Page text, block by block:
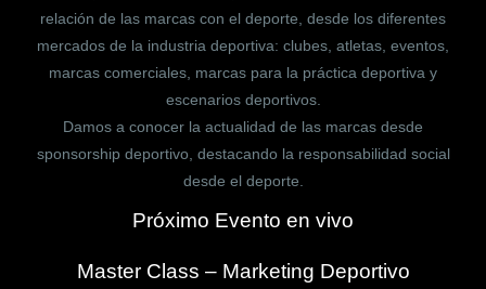
relación de las marcas con el deporte, desde los diferentes
mercados de la industria deportiva: clubes, atletas, eventos,
marcas comerciales, marcas para la práctica deportiva y
escenarios deportivos.
Damos a conocer la actualidad de las marcas desde
sponsorship deportivo, destacando la responsabilidad social
desde el deporte.
Próximo Evento en vivo
Master Class – Marketing Deportivo